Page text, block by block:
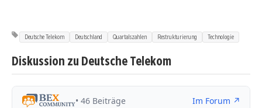
Deutsche Telekom Deutschland Quartalszahlen Restrukturierung Technologie
Diskussion zu Deutsche Telekom